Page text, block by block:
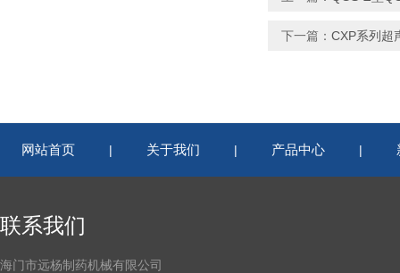
下一篇： CXP系列超
网站首页 | 关于我们 | 产品中心 |
联系我们
海门市远杨制药机械有限公司